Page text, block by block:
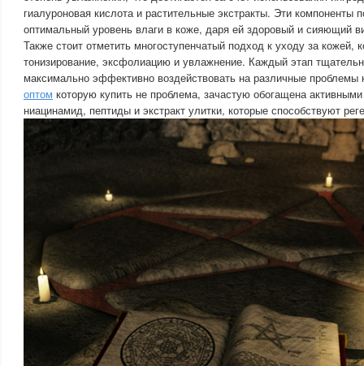
гиалуроновая кислота и растительные экстракты. Эти компоненты
оптимальный уровень влаги в коже, даря ей здоровый и сияющий
Также стоит отметить многоступенчатый подход к уходу за кожей,
тонизирование, эксфолиацию и увлажнение. Каждый этап
максимально эффективно воздействовать на различные
оптом которую купить не проблема, зачастую обогащена
ниацинамид, пептиды и экстракт улитки, которые способствуют